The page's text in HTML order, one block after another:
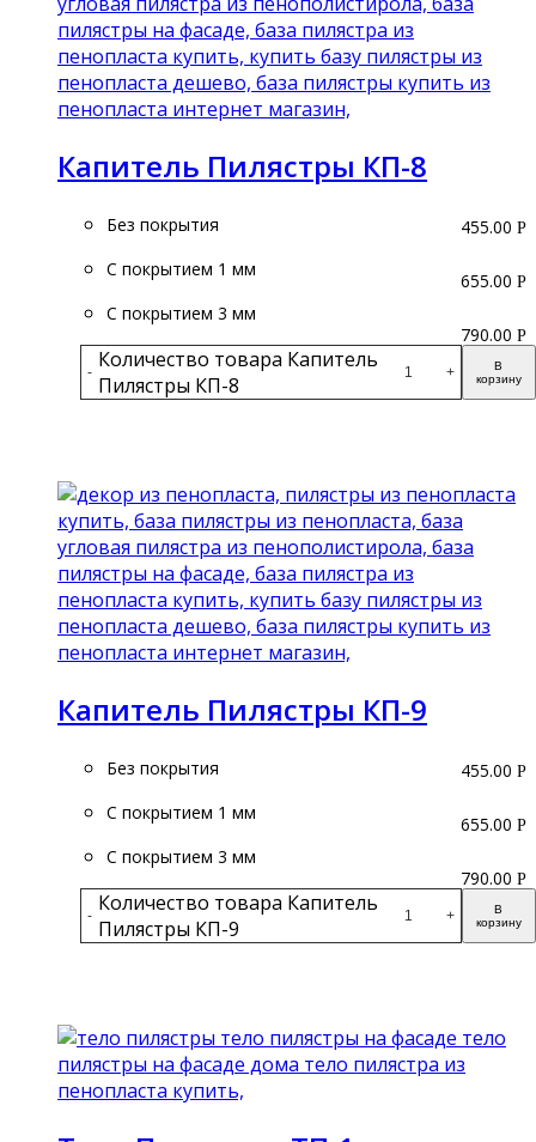
Капитель Пилястры КП-8
Без покрытия
С покрытием 1 мм
С покрытием 3 мм
- Количество товара Капитель
Пилястры КП-8
+
В
корзину
455.00 Р
655.00 Р
790.00 Р
Капитель Пилястры КП-9
Без покрытия
С покрытием 1 мм
С покрытием 3 мм
- Количество товара Капитель
Пилястры КП-9
+
В
корзину
455.00 Р
655.00 Р
790.00 Р